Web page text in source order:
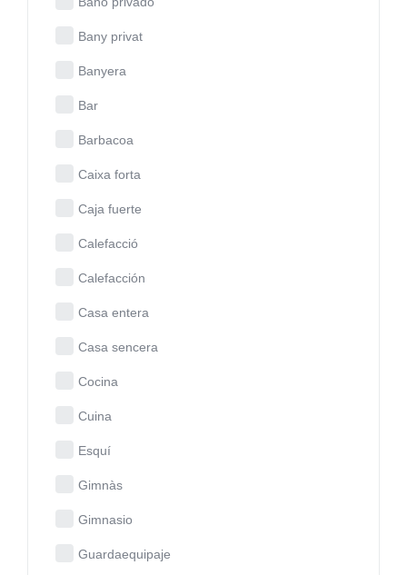
Bany privat
Banyera
Bar
Barbacoa
Caixa forta
Caja fuerte
Calefacció
Calefacción
Casa entera
Casa sencera
Cocina
Cuina
Esquí
Gimnàs
Gimnasio
Guardaequipaje